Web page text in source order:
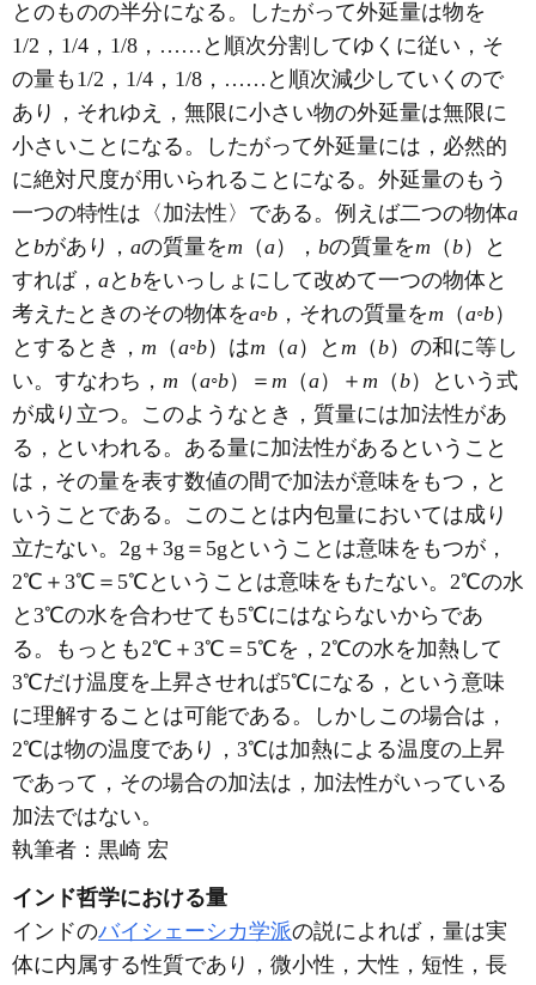
とのものの半分になる。したがって外延量は物を
1/2，1/4，1/8，……と順次分割してゆくに従い，そ
の量も1/2，1/4，1/8，……と順次減少していくので
あり，それゆえ，無限に小さい物の外延量は無限に
小さいことになる。したがって外延量には，必然的
に絶対尺度が用いられることになる。外延量のもう
一つの特性は〈加法性〉である。例えば二つの物体a
と bがあり， aの質量をm （a）， bの質量をm （b）と
すれば， aと bをいっしょにして改めて一つの物体と
考えたときのその物体をa◦b ，それの質量をm （a◦b）
とするとき， m （a◦b）はm （a）と m （b）の和に等し
い。すなわち， m （a◦b）＝ m （a）＋ m （b）という式
が成り立つ。このようなとき，質量には加法性があ
る，といわれる。ある量に加法性があるということ
は，その量を表す数値の間で加法が意味をもつ，と
いうことである。このことは内包量においては成り
立たない。2g＋3g＝5gということは意味をもつが，
2℃＋3℃＝5℃ということは意味をもたない。2℃の水
と3℃の水を合わせても5℃にはならないからであ
る。もっとも2℃＋3℃＝5℃を，2℃の水を加熱して
3℃だけ温度を上昇させれば5℃になる，という意味
に理解することは可能である。しかしこの場合は，
2℃は物の温度であり，3℃は加熱による温度の上昇
であって，その場合の加法は，加法性がいっている
加法ではない。
執筆者： 黒崎 宏
インド哲学における量
インドのバイシェーシカ学派の説によれば，量は実
体に内属する性質であり，微小性，大性，短性，長